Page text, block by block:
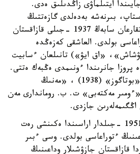
ايتىلماۋى زاڭدىلىق ەدى.
بىرنەشە بەدەلدى گازەتتىڭ
رەداكتورى قىزمەتتەرىن اتقارعان سابەڭ 1937 -جىلى قازاقستان
بولدى. العاشقى كەزەڭدە
«اق ايۋ») تانىلعان ءسابيت
پروزا جانرىندا ءونىمدى ەڭبەك ەتتى.
«اداسقاندار» (1928)، «بوتاگوز» (1938) ، «مەنىڭ
(1941)، «ءومىر مەكتەبى» ت. ب. روماندارى مەن
جازدى.
ءسابيت مۇقانوۆ 1943-1951 -جىلدار اراسىندا ەكىنشى رەت
ءتوراعاسى بولدى. وسى ءبىر
قازاقستان جازۋشىلار وداعىنىڭ